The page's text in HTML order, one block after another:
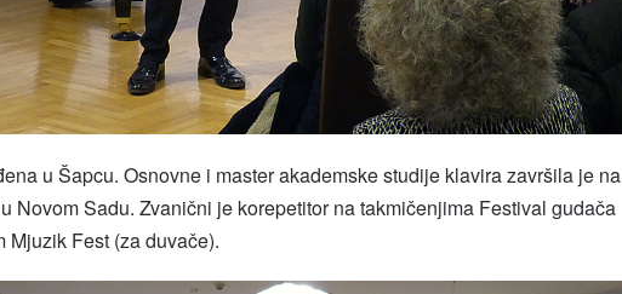
u Šapcu. Osnovne i master akademske studije klavira završila je na
Novom Sadu. Zvanični je korepetitor na takmičenjima Festival gudača
Mjuzik Fest (za duvače).